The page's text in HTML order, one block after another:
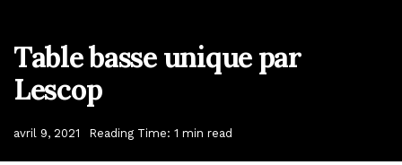
Table basse unique par
Lescop
avril 9, 2021 Reading Time: 1 min read